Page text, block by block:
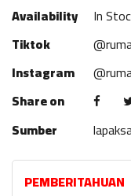
Availability
In
Tiktok
Instagram
Share on
Sumber
PEMBERITAHUAN